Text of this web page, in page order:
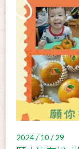
2024 / 10 / 29